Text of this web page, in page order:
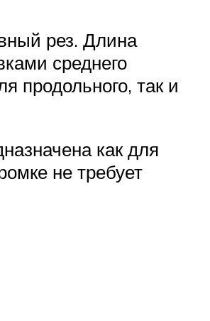
рез. Длина
среднего
продольного, так и
как для
не требует